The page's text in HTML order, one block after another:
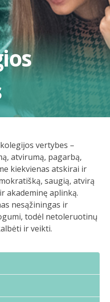
vertybes –
atvirumą, pagarbą,
kiekvienas atskirai ir
saugią, atvirą
akademinę aplinką.
nesąžiningas ir
todėl netoleruotinų
ir veikti.